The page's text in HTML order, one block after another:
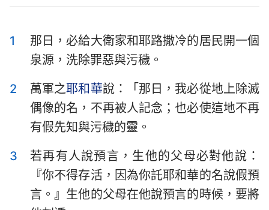
歷代志上 歷代志下
以斯拉記 尼希米記
以斯帖記 約伯記
詩篇
以賽亞書 耶利米書
耶利米哀歌 以西結書
1
那日，必給大衛家和耶路撒冷的居民開一個
泉源，洗除罪惡與污穢。
2
萬軍之耶和華說：「那日，我必從地上除滅
偶像的名，不再被人記念；也必使這地不再
有假先知與污穢的靈。
3
若再有人說預言，生他的父母必對他說：
『你不得存活，因為你託耶和華的名說假預
言。』生他的父母在他說預言的時候，要將